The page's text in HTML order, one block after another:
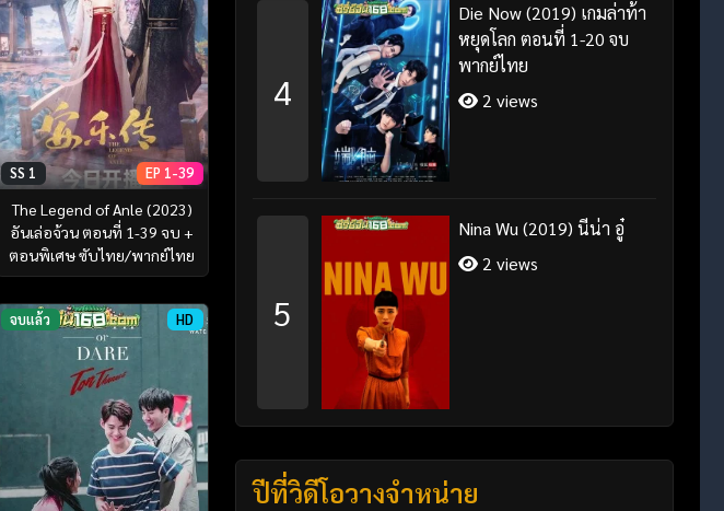
SS 1 EP 1-39
The Legend of Anle (2023)
อันเล่อจ้วน ตอนที่ 1-39 จบ +
ตอนพิเศษ ซับไทย/พากย์ไทย
จบแล้ว HD
4
Die Now (2019) เกมล่าท้า
หยุดโลก ตอนที่ 1-20 จบ
พากย์ไทย
2 views
5
Nina Wu (2019) นีน่า อู๋
2 views
ปีที่วิดีโอวางจำหน่าย